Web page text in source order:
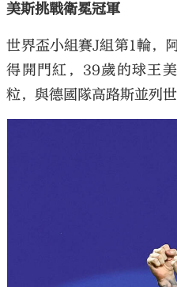
美斯挑戰衛冕冠軍
世界盃小組賽J組第1輪，
得開門紅，39歲的球王
粒，與德國隊高路斯並列